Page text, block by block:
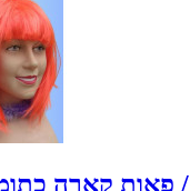
פאות קארה כתומה ג'ינגי /